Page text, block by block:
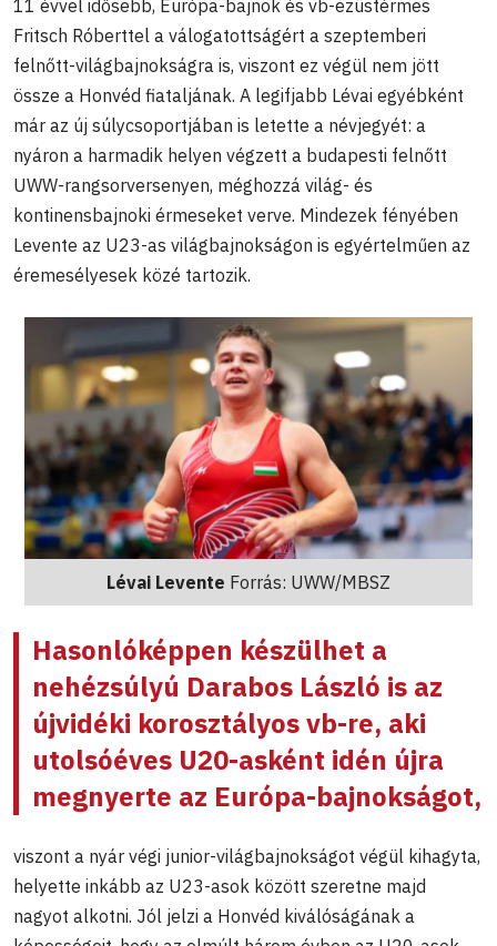
11 évvel idősebb, Európa-bajnok és vb-ezüstérmes
Fritsch Róberttel a válogatottságért a szeptemberi
felnőtt-világbajnokságra is, viszont ez végül nem jött
össze a Honvéd fiataljának. A legifjabb Lévai egyébként
már az új súlycsoportjában is letette a névjegyét: a
nyáron a harmadik helyen végzett a budapesti felnőtt
UWW-rangsorversenyen, méghozzá világ- és
kontinensbajnoki érmeseket verve. Mindezek fényében
Levente az U23-as világbajnokságon is egyértelműen az
éremesélyesek közé tartozik.
Lévai Levente Forrás: UWW/MBSZ
Hasonlóképpen készülhet a
nehézsúlyú Darabos László is az
újvidéki korosztályos vb-re, aki
utolsóéves U20-asként idén újra
megnyerte az Európa-bajnokságot,
viszont a nyár végi junior-világbajnokságot végül kihagyta,
helyette inkább az U23-asok között szeretne majd
nagyot alkotni. Jól jelzi a Honvéd kiválóságának a